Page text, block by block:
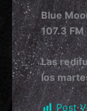
Blue
107.3
Las
los
Post